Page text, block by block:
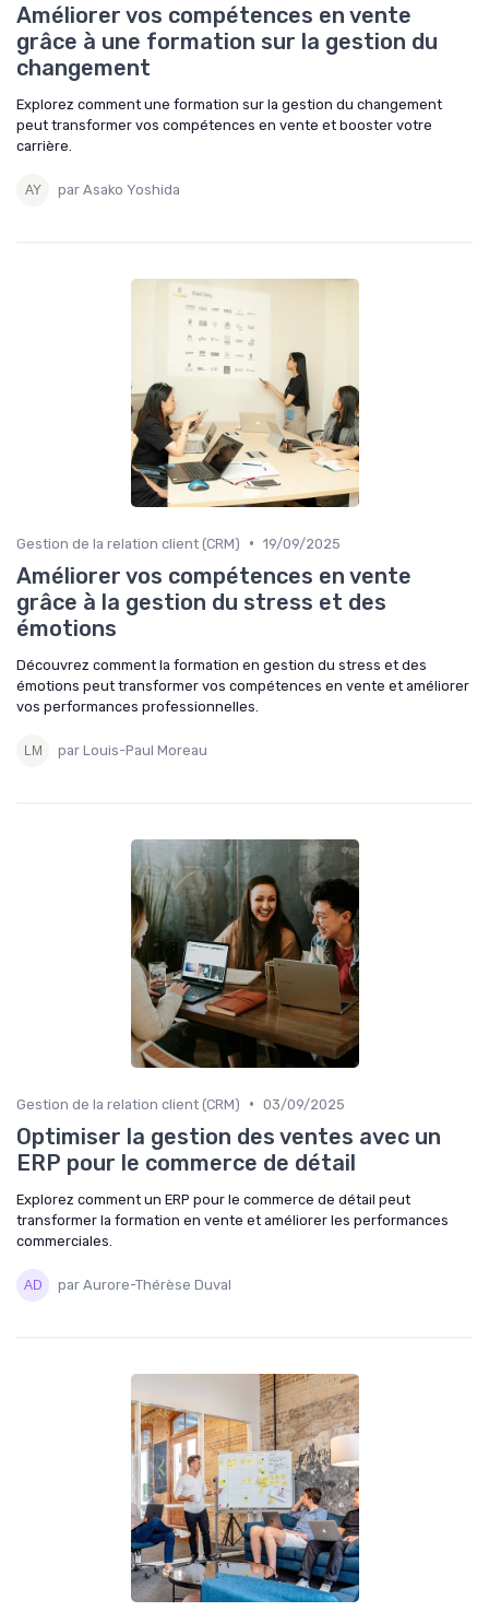
Améliorer vos compétences en vente
grâce à une formation sur la gestion du
changement
Explorez comment une formation sur la gestion du changement
peut transformer vos compétences en vente et booster votre
carrière.
par Asako Yoshida
Gestion de la relation client (CRM) • 19/09/2025
Améliorer vos compétences en vente
grâce à la gestion du stress et des
émotions
Découvrez comment la formation en gestion du stress et des
émotions peut transformer vos compétences en vente et améliorer
vos performances professionnelles.
par Louis-Paul Moreau
Gestion de la relation client (CRM) • 03/09/2025
Optimiser la gestion des ventes avec un
ERP pour le commerce de détail
Explorez comment un ERP pour le commerce de détail peut
transformer la formation en vente et améliorer les performances
commerciales.
par Aurore-Thérèse Duval